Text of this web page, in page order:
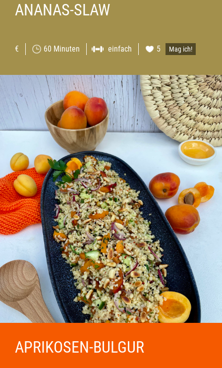
ANANAS-SLAW
€ 60 Minuten einfach 5 Mag ich!
APRIKOSEN-BULGUR